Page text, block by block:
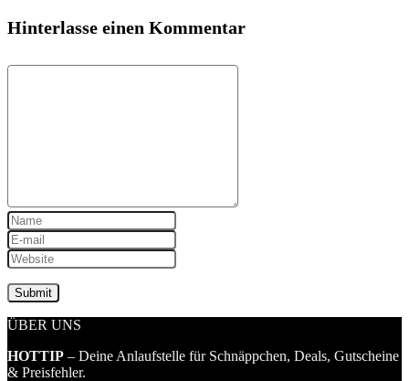
Hinterlasse einen Kommentar
ÜBER UNS
HOTTIP – Deine Anlaufstelle für Schnäppchen, Deals, Gutscheine
& Preisfehler.